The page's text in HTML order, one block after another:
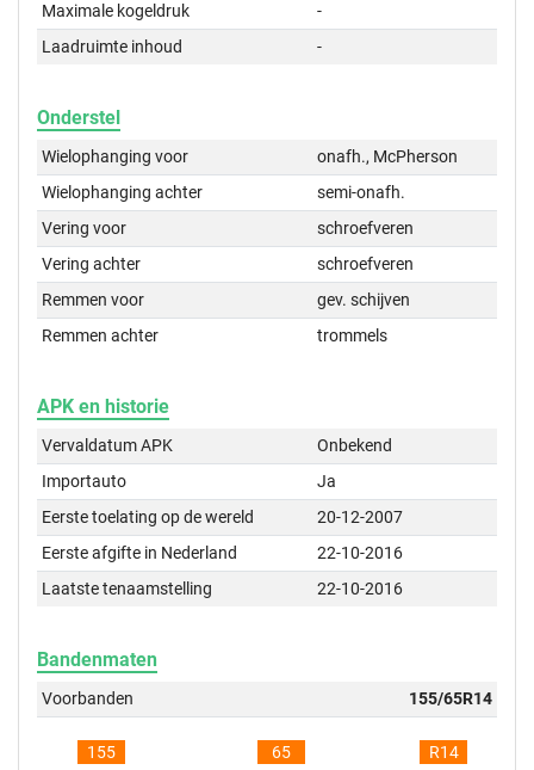
Maximale kogeldruk
-
Laadruimte inhoud
-
Onderstel
Wielophanging voor
onafh., McPherson
Wielophanging achter
semi-onafh.
Vering voor
schroefveren
Vering achter
schroefveren
Remmen voor
gev. schijven
Remmen achter
trommels
APK en historie
Vervaldatum APK
Onbekend
Importauto
Ja
Eerste toelating op de wereld
20-12-2007
Eerste afgifte in Nederland
22-10-2016
Laatste tenaamstelling
22-10-2016
Bandenmaten
Voorbanden 155/65R14
155 65 R14